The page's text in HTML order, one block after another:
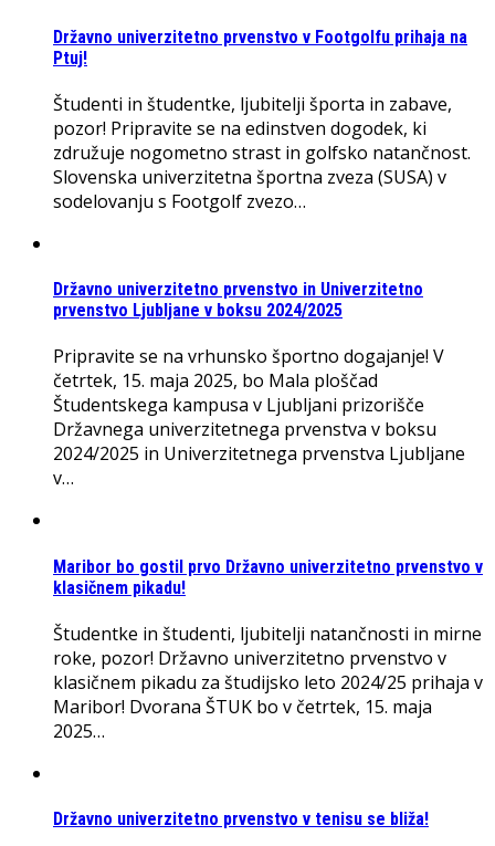
Državno univerzitetno prvenstvo v Footgolfu prihaja na
Ptuj!
Študenti in študentke, ljubitelji športa in zabave,
pozor! Pripravite se na edinstven dogodek, ki
združuje nogometno strast in golfsko natančnost.
Slovenska univerzitetna športna zveza (SUSA) v
sodelovanju s Footgolf zvezo…
Državno univerzitetno prvenstvo in Univerzitetno
prvenstvo Ljubljane v boksu 2024/2025
Pripravite se na vrhunsko športno dogajanje! V
četrtek, 15. maja 2025, bo Mala ploščad
Študentskega kampusa v Ljubljani prizorišče
Državnega univerzitetnega prvenstva v boksu
2024/2025 in Univerzitetnega prvenstva Ljubljane
v…
Maribor bo gostil prvo Državno univerzitetno prvenstvo v
klasičnem pikadu!
Študentke in študenti, ljubitelji natančnosti in mirne
roke, pozor! Državno univerzitetno prvenstvo v
klasičnem pikadu za študijsko leto 2024/25 prihaja v
Maribor! Dvorana ŠTUK bo v četrtek, 15. maja
2025…
Državno univerzitetno prvenstvo v tenisu se bliža!